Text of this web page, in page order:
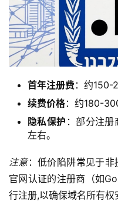
首年注册费 ：约150-
续费价格：约180-
隐私保护 ：部分注
左右。
注意：低价陷阱常见于非
官网认证的注册商（如
行注册,以确保域名所有权